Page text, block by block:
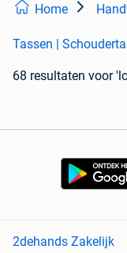
Home
Tassen |
68 resultaten voor
2dehands Zakelijk